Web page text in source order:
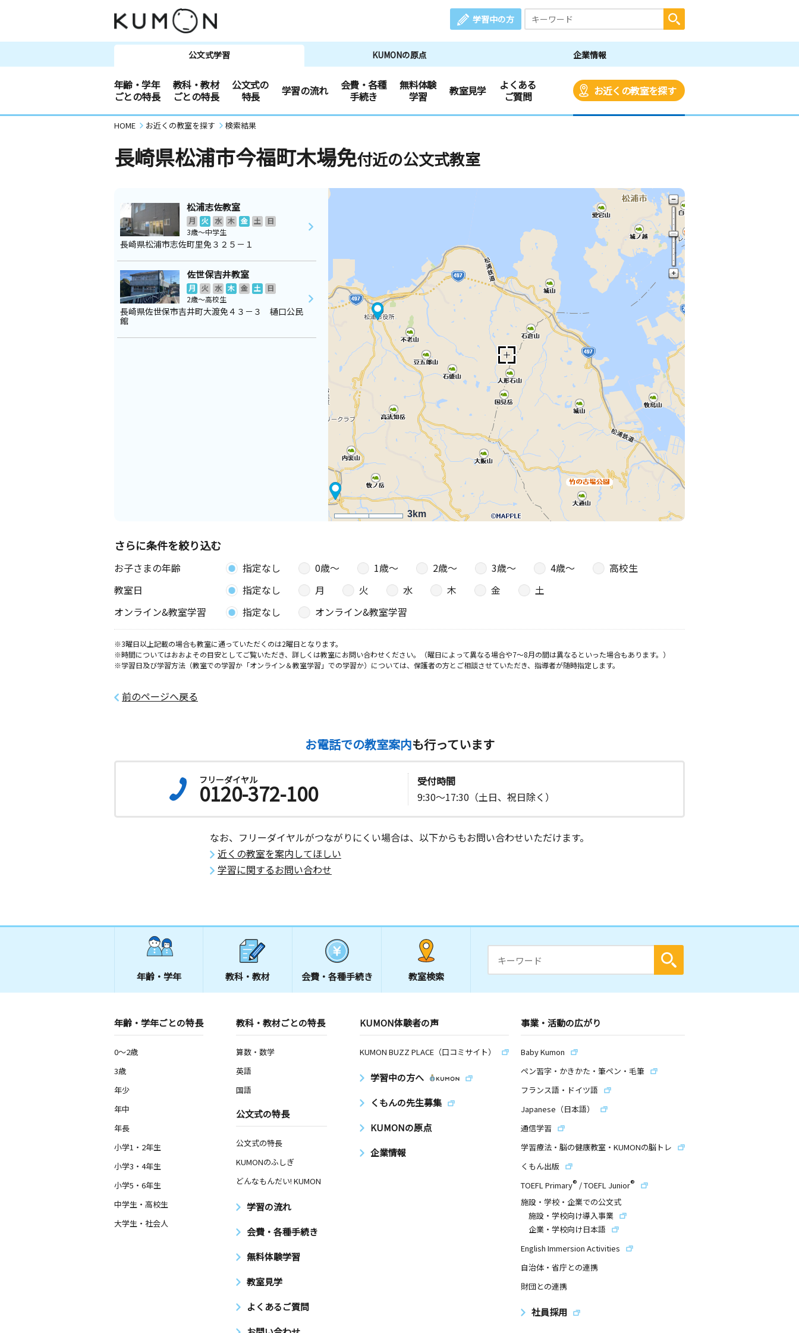
学習中の方
公文式学習 KUMONの原点 企業情報
年齢・学年
ごとの特長
教科・教材
ごとの特長
公文式の
特長
学習の流れ
会費・各種
手続き
無料体験
学習
教室見学
よくある
ご質問
お近くの教室を探す
HOME お近くの教室を探す 検索結果
長崎県松浦市今福町木場免付近の公文式教室
3km
松浦志佐教室
月 火 水 木 金 土
日
3歳～中学生
長崎県松浦市志佐町里免３２５－１
佐世保吉井教室
月 火 水 木 金 土
日
2歳～高校生
長崎県佐世保市吉井町大渡免４３－３ 樋口公民
館
さらに条件を絞り込む
お子さまの年齢 指定なし 0歳〜 1歳〜 2歳〜 3歳〜 4歳〜
高校生
教室日
指定なし 月 火 水 木 金
土
オンライン&教室学習
指定なし オンライン&教室学習
※3曜日以上記載の場合も教室に通っていただくのは2曜日となります。
※時間についてはおおよその目安としてご覧いただき、詳しくは教室にお問い合わせください。（曜日によって異なる場合や7～8月の間は異なるといった場合もあります。）
※学習日及び学習方法（教室での学習か「オンライン＆教室学習」での学習か）については、保護者の方とご相談させていただき、指導者が随時指定します。
前のページへ戻る
お電話での教室案内も行っています
フリーダイヤル
0120-372-100
受付時間
9:30～17:30（土日、祝日除く）
なお、フリーダイヤルがつながりにくい場合は、以下からもお問い合わせいただけます。
近くの教室を案内してほしい
学習に関するお問い合わせ
年齢・学年 教科・教材 会費・ 各種手続き 教室検索
年齢・学年ごとの特長
0～2歳
3歳
年少
年中
年長
小学1・2年生
小学3・4年生
小学5・6年生
中学生・高校生
大学生・社会人
教科・教材ごとの特長
算数・数学
英語
国語
公文式の特長
公文式の特長
KUMONのふしぎ
どんなもんだい! KUMON
学習の流れ
会費・各種手続き
無料体験学習
教室見学
よくあるご質問
KUMON体験者の声
KUMON BUZZ PLACE（口コミサイト）
学習中の方へ
くもんの先生募集
KUMONの原点
企業情報
事業・活動の広がり
Baby Kumon
ペン習字・かきかた・筆ペン・毛筆
フランス語・ドイツ語
Japanese（日本語）
通信学習
学習療法・脳の健康教室・KUMONの脳トレ
くもん出版
TOEFL Primary® /TOEFL Junior®
施設・学校・企業での公文式
施設・学校向け導入事業
企業・学校向け日本語
English Immersion Activities
自治体・省庁との連携
財団との連携
社員採用